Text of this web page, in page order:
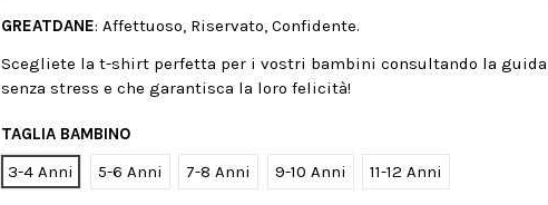
GREATDANE: Affettuoso, Riservato, Confidente.
Scegliete la t-shirt perfetta per i vostri bambini consultando la
senza stress e che garantisca la loro felicità!
TAGLIA BAMBINO
3-4 Anni
5-6 Anni 7-8 Anni 9-10 Anni 11-12 Anni